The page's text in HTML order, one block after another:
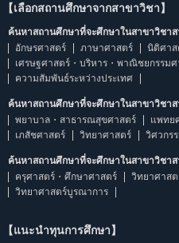
【เลือกสถานศึกษาจากสาขาวิชา】
ค้นหาสถานศึกษาที่จะศึกษาในสาขาวิชา
อักษรศาสตร์
ภาษาศาสตร์
นิติศาส
เศรษฐศาสตร์・บริหาร・พาณิชยกรรม
ความสัมพันธ์ระหว่างประเทศ
ค้นหาสถานศึกษาที่จะศึกษาในสาขาวิชา
พยาบาล・สาธารณสุขศาสตร์
แพทย
เภสัชศาสตร์
วิทยาศาสตร์ วิศวกร
ค้นหาสถานศึกษาที่จะศึกษาในสาขาวิชา
ครุศาสตร์・ศึกษาศาสตร์
วิทยาศาส
วิทยาศาสตร์บูรณาการ
【แนะนำทุนการศึกษา】